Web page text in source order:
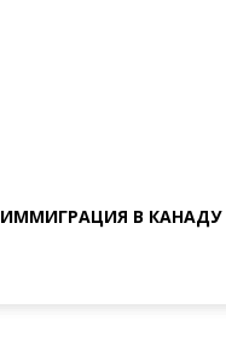
ИММИГРАЦИЯ В КАНАДУ